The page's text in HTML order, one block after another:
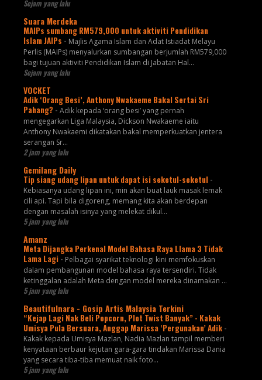
Sejam yang lalu
Suara Merdeka
MAIPs sumbang RM579,000 untuk aktiviti Pendidikan
Islam JAIPs - Majlis Agama Islam dan Adat Istiadat Melayu
Perlis (MAIPs) menyalurkan sumbangan berjumlah RM579,000
bagi tujuan aktiviti Pendidikan Islam di Jabatan Hal...
Sejam yang lalu
VOCKET
Adik ‘Orang Besi’, Anthony Nwakaeme Bakal Sertai Sri
Pahang? - Adik kepada ‘orang besi’ yang pernah
mengegarkan Liga Malaysia, Dickson Nwakaeme iaitu
Anthony Nwakaemi dikatakan bakal memperkuatkan jentera
serangan Sr...
2 jam yang lalu
Gemilang Daily
Tip siang udang lipan untuk dapat isi seketul-seketul -
Kebiasanya udang lipan ini, min akan buat lauk masak lemak
cili api. Tapi bila digoreng, memang kita akan berdepan
dengan masalah isinya yang melekat dikul...
5 jam yang lalu
Amanz
Meta Dijangka Perkenal Model Bahasa Raya Llama 3 Tidak
Lama Lagi - Pelbagai syarikat teknologi kini memfokuskan
dalam pembangunan model bahasa raya tersendiri. Tidak
ketinggalan adalah Meta dengan model mereka dinamakan ...
5 jam yang lalu
Beautifulnara - Gosip Artis Malaysia Terkini
“Kejap Lagi Nak Beli Popcorn, Plot Twist Banyak” - Kakak
Umisya Pula Bersuara, Anggap Marissa ‘Pergunakan’ Adik -
Kakak kepada Umisya Mazlan, Nadia Mazlan tampil memberi
kenyataan berbaur kejutan gara-gara tindakan Marissa Dania
yang secara tiba-tiba memuat naik foto...
5 jam yang lalu